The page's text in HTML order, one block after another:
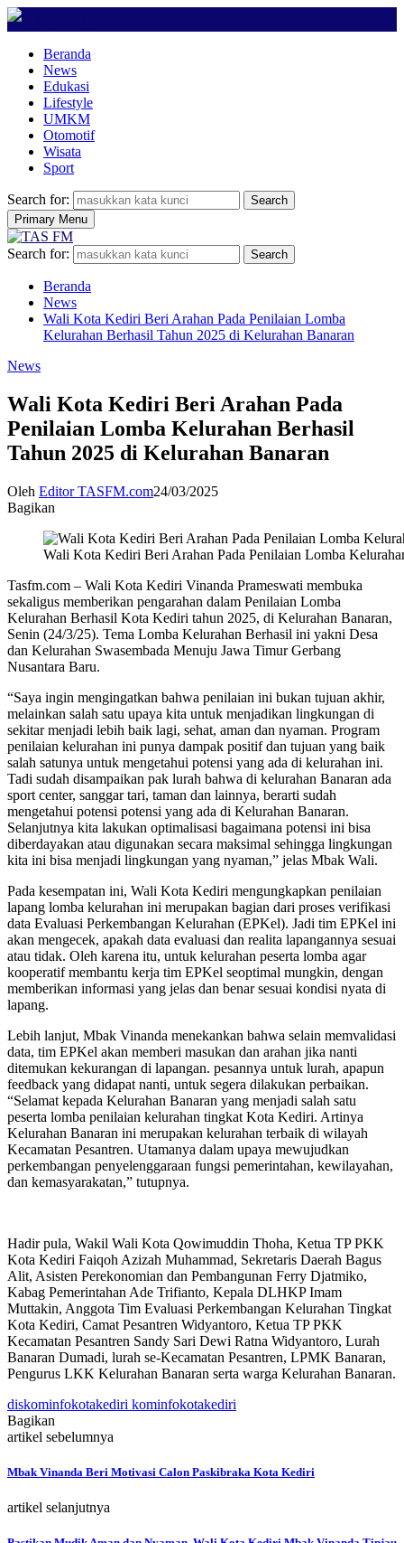
Beranda
News
Edukasi
Lifestyle
UMKM
Otomotif
Wisata
Sport
Search for:
Search
Primary Menu
Search for: Search
Beranda
News
Wali Kota Kediri Beri Arahan Pada Penilaian Lomba
Kelurahan Berhasil Tahun 2025 di Kelurahan Banaran
News
Wali Kota Kediri Beri Arahan Pada
Penilaian Lomba Kelurahan Berhasil
Tahun 2025 di Kelurahan Banaran
Oleh Editor TASFM.com24/03/2025
Bagikan
Wali Kota Kediri Beri Arahan Pada Penilaian Lomba
Tasfm.com – Wali Kota Kediri Vinanda Prameswati membuka
sekaligus memberikan pengarahan dalam Penilaian Lomba
Kelurahan Berhasil Kota Kediri tahun 2025, di Kelurahan Banaran,
Senin (24/3/25). Tema Lomba Kelurahan Berhasil ini yakni Desa
dan Kelurahan Swasembada Menuju Jawa Timur Gerbang
Nusantara Baru.
“Saya ingin mengingatkan bahwa penilaian ini bukan tujuan akhir,
melainkan salah satu upaya kita untuk menjadikan lingkungan di
sekitar menjadi lebih baik lagi, sehat, aman dan nyaman. Program
penilaian kelurahan ini punya dampak positif dan tujuan yang baik
salah satunya untuk mengetahui potensi yang ada di kelurahan ini.
Tadi sudah disampaikan pak lurah bahwa di kelurahan Banaran ada
sport center, sanggar tari, taman dan lainnya, berarti sudah
mengetahui potensi potensi yang ada di Kelurahan Banaran.
Selanjutnya kita lakukan optimalisasi bagaimana potensi ini bisa
diberdayakan atau digunakan secara maksimal sehingga lingkungan
kita ini bisa menjadi lingkungan yang nyaman,” jelas Mbak Wali.
Pada kesempatan ini, Wali Kota Kediri mengungkapkan penilaian
lapang lomba kelurahan ini merupakan bagian dari proses verifikasi
data Evaluasi Perkembangan Kelurahan (EPKel). Jadi tim EPKel ini
akan mengecek, apakah data evaluasi dan realita lapangannya sesuai
atau tidak. Oleh karena itu, untuk kelurahan peserta lomba agar
kooperatif membantu kerja tim EPKel seoptimal mungkin, dengan
memberikan informasi yang jelas dan benar sesuai kondisi nyata di
lapang.
Lebih lanjut, Mbak Vinanda menekankan bahwa selain memvalidasi
data, tim EPKel akan memberi masukan dan arahan jika nanti
ditemukan kekurangan di lapangan. pesannya untuk lurah, apapun
feedback yang didapat nanti, untuk segera dilakukan perbaikan.
“Selamat kepada Kelurahan Banaran yang menjadi salah satu
peserta lomba penilaian kelurahan tingkat Kota Kediri. Artinya
Kelurahan Banaran ini merupakan kelurahan terbaik di wilayah
Kecamatan Pesantren. Utamanya dalam upaya mewujudkan
perkembangan penyelenggaraan fungsi pemerintahan, kewilayahan,
dan kemasyarakatan,” tutupnya.
Hadir pula, Wakil Wali Kota Qowimuddin Thoha, Ketua TP PKK
Kota Kediri Faiqoh Azizah Muhammad, Sekretaris Daerah Bagus
Alit, Asisten Perekonomian dan Pembangunan Ferry Djatmiko,
Kabag Pemerintahan Ade Trifianto, Kepala DLHKP Imam
Muttakin, Anggota Tim Evaluasi Perkembangan Kelurahan Tingkat
Kota Kediri, Camat Pesantren Widyantoro, Ketua TP PKK
Kecamatan Pesantren Sandy Sari Dewi Ratna Widyantoro, Lurah
Banaran Dumadi, lurah se-Kecamatan Pesantren, LPMK Banaran,
Pengurus LKK Kelurahan Banaran serta warga Kelurahan Banaran.
diskominfokotakediri kominfokotakediri
Bagikan
artikel sebelumnya
Mbak Vinanda Beri Motivasi Calon Paskibraka Kota Kediri
artikel selanjutnya